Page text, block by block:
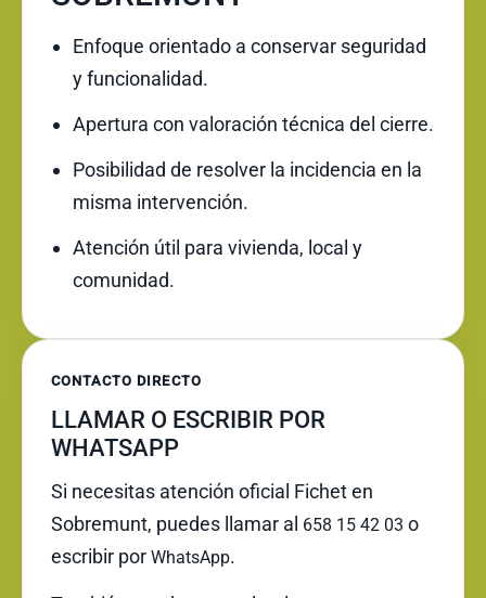
Enfoque orientado a conservar seguridad
y funcionalidad.
Apertura con valoración técnica del cierre.
Posibilidad de resolver la incidencia en la
misma intervención.
Atención útil para vivienda, local y
comunidad.
CONTACTO DIRECTO
LLAMAR O ESCRIBIR POR
WHATSAPP
Si necesitas atención oficial Fichet en
Sobremunt, puedes llamar al 658 15 42 03 o
escribir por WhatsApp.